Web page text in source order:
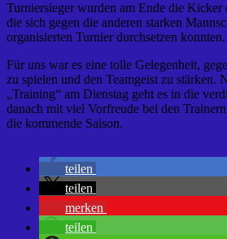
Turniersieger wurden am Ende die Kicker
die sich gegen die anderen starken
organisierten Turnier durchsetzen konnten.
Für uns war es eine tolle Gelegenheit,
zu spielen und den Teamgeist zu stärken.
„Training“ am Dienstag geht es in die
danach mit viel Vorfreude bei den
die kommende Saison.
teilen
teilen
merken
teilen